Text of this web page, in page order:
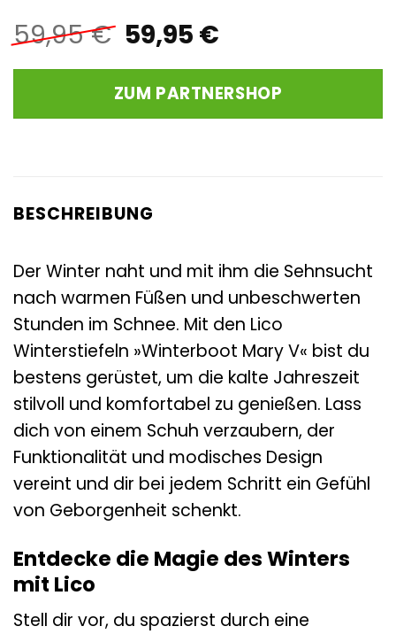
59,95€ Ursprünglicher
Preis
war:
59,95 €
59,95 €Aktueller
ist:
59,95 €.
ZUM PARTNERSHOP
BESCHREIBUNG
Der Winter naht und mit ihm die Sehnsucht
nach warmen Füßen und unbeschwerten
Stunden im Schnee. Mit den Lico
Winterstiefeln »Winterboot Mary V« bist du
bestens gerüstet, um die kalte Jahreszeit
stilvoll und komfortabel zu genießen. Lass
dich von einem Schuh verzaubern, der
Funktionalität und modisches Design
vereint und dir bei jedem Schritt ein Gefühl
von Geborgenheit schenkt.
Entdecke die Magie des Winters
mit Lico
Stell dir vor, du spazierst durch eine